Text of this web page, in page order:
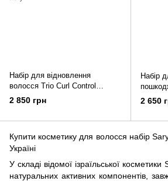
Набір для відновлення
волосся Trio Curl Control
Saryna Key (шампунь 500 мл,
маска 500 мл, олія 105 мл)
2 850 грн
Набір
Key
2 650
Купити косметику для волосся набір
Україні
У складі відомої ізраїльської
натуральних активних компонентів,